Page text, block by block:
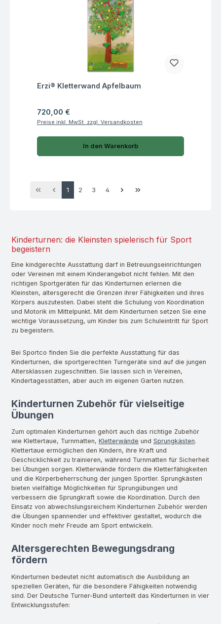
Fragen zum Artikel
Erzi® Kletterwand Apfelbaum
Regulärer Preis:
720,00 €
Preise inkl. MwSt. zzgl. Versandkosten
In den Warenkorb
Seite
1 Seite
2 Seite
3 Seite
4
Kinderturnen: die Kleinsten spielerisch für Sport
begeistern
Eine kindgerechte Ausstattung darf in Betreuungseinrichtungen
oder Vereinen mit einem Kinderangebot nicht fehlen. Mit den
richtigen Sportgeräten für das Kinderturnen erlernen die
Kleinsten, altersgerecht die Grenzen ihrer Fähigkeiten und ihres
Körpers auszutesten. Dabei steht die Schulung von Koordination
und Motorik im Mittelpunkt. Mit dem Kinderturnen setzen Sie eine
wichtige Voraussetzung, um Kinder bis zum Schuleintritt für Sport
zu begeistern.
Bei Sportco finden Sie die perfekte Ausstattung für das
Kinderturnen, die sportgerechten Turngeräte sind auf die jungen
Altersklassen zugeschnitten. Sie lassen sich in Vereinen,
Kindertagesstätten, aber auch im eigenen Garten nutzen.
Kinderturnen Zubehör für vielseitige
Übungen
Zum optimalen Kinderturnen gehört auch das richtige Zubehör
wie Klettertaue, Turnmatten, Kletterwände und Sprungkästen.
Klettertaue ermöglichen den Kindern, ihre Kraft und
Geschicklichkeit zu trainieren, während Turnmatten für Sicherheit
bei Übungen sorgen. Kletterwände fördern die Kletterfähigkeiten
und die Körperbeherrschung der jungen Sportler. Sprungkästen
bieten vielfältige Möglichkeiten für Sprungübungen und
verbessern die Sprungkraft sowie die Koordination. Durch den
Einsatz von abwechslungsreichem Kinderturnen Zubehör werden
die Übungen spannender und effektiver gestaltet, wodurch die
Kinder noch mehr Freude am Sport entwickeln.
Altersgerechten Bewegungsdrang
fördern
Kinderturnen bedeutet nicht automatisch die Ausbildung an
speziellen Geräten, für die besondere Fähigkeiten notwendig
sind. Der Deutsche Turner-Bund unterteilt das Kinderturnen in vier
Entwicklungsstufen: